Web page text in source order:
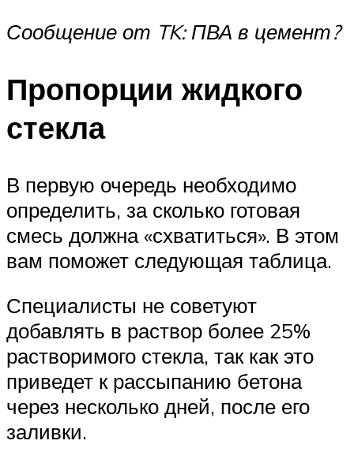
Сообщение от TK: ПВА в цемент?
Пропорции жидкого
стекла
В первую очередь необходимо
определить, за сколько готовая
смесь должна «схватиться». В этом
вам поможет следующая таблица.
Специалисты не советуют
добавлять в раствор более 25%
растворимого стекла, так как это
приведет к рассыпанию бетона
через несколько дней, после его
заливки.